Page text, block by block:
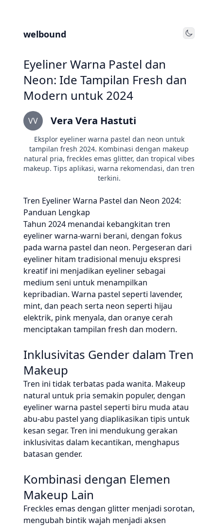
welbound Toggle
Eyeliner Warna Pastel dan
Neon: Ide Tampilan Fresh dan
Modern untuk 2024
VV Vera Vera Hastuti
Eksplor eyeliner warna pastel dan neon untuk
tampilan fresh 2024. Kombinasi dengan makeup
natural pria, freckles emas glitter, dan tropical vibes
makeup. Tips aplikasi, warna rekomendasi, dan tren
terkini.
Tren Eyeliner Warna Pastel dan Neon 2024:
Panduan Lengkap
Tahun 2024 menandai kebangkitan tren
eyeliner warna-warni berani, dengan fokus
pada warna pastel dan neon. Pergeseran dari
eyeliner hitam tradisional menuju ekspresi
kreatif ini menjadikan eyeliner sebagai
medium seni untuk menampilkan
kepribadian. Warna pastel seperti lavender,
mint, dan peach serta neon seperti hijau
elektrik, pink menyala, dan oranye cerah
menciptakan tampilan fresh dan modern.
Inklusivitas Gender dalam Tren
Makeup
Tren ini tidak terbatas pada wanita. Makeup
natural untuk pria semakin populer, dengan
eyeliner warna pastel seperti biru muda atau
abu-abu pastel yang diaplikasikan tipis untuk
kesan segar. Tren ini mendukung gerakan
inklusivitas dalam kecantikan, menghapus
batasan gender.
Kombinasi dengan Elemen
Makeup Lain
Freckles emas dengan glitter menjadi sorotan,
mengubah bintik wajah menjadi aksen